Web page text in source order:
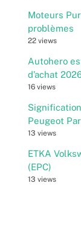
Moteurs
problèmes
22 views
Autohero
d’achat
16 views
Peugeot
13 views
ETKA
(EPC)
13 views